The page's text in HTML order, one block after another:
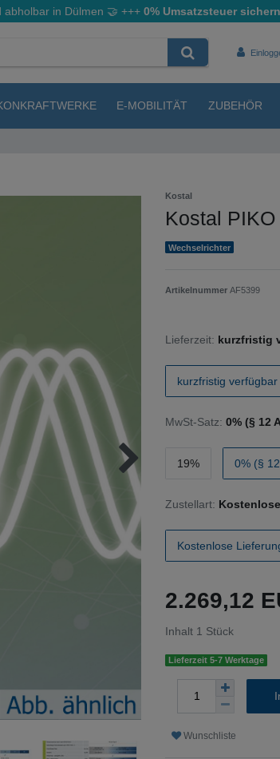
abholbar in Dülmen 🤝 +++ 0% Umsatzsteuer
E-MOBILITÄT ZUBEHÖR
Kostal
Kostal PIKO
Wechselrichter
Artikelnummer AF5399
Lieferzeit: kurzfristig
kurzfristig verfügbar
MwSt-Satz: 0% (§ 12
19% 0% (§
Zustellart:
Kostenlose
2.269,12
Inhalt 1 Stück
Lieferzeit 5-7 Werktage
Wunschliste